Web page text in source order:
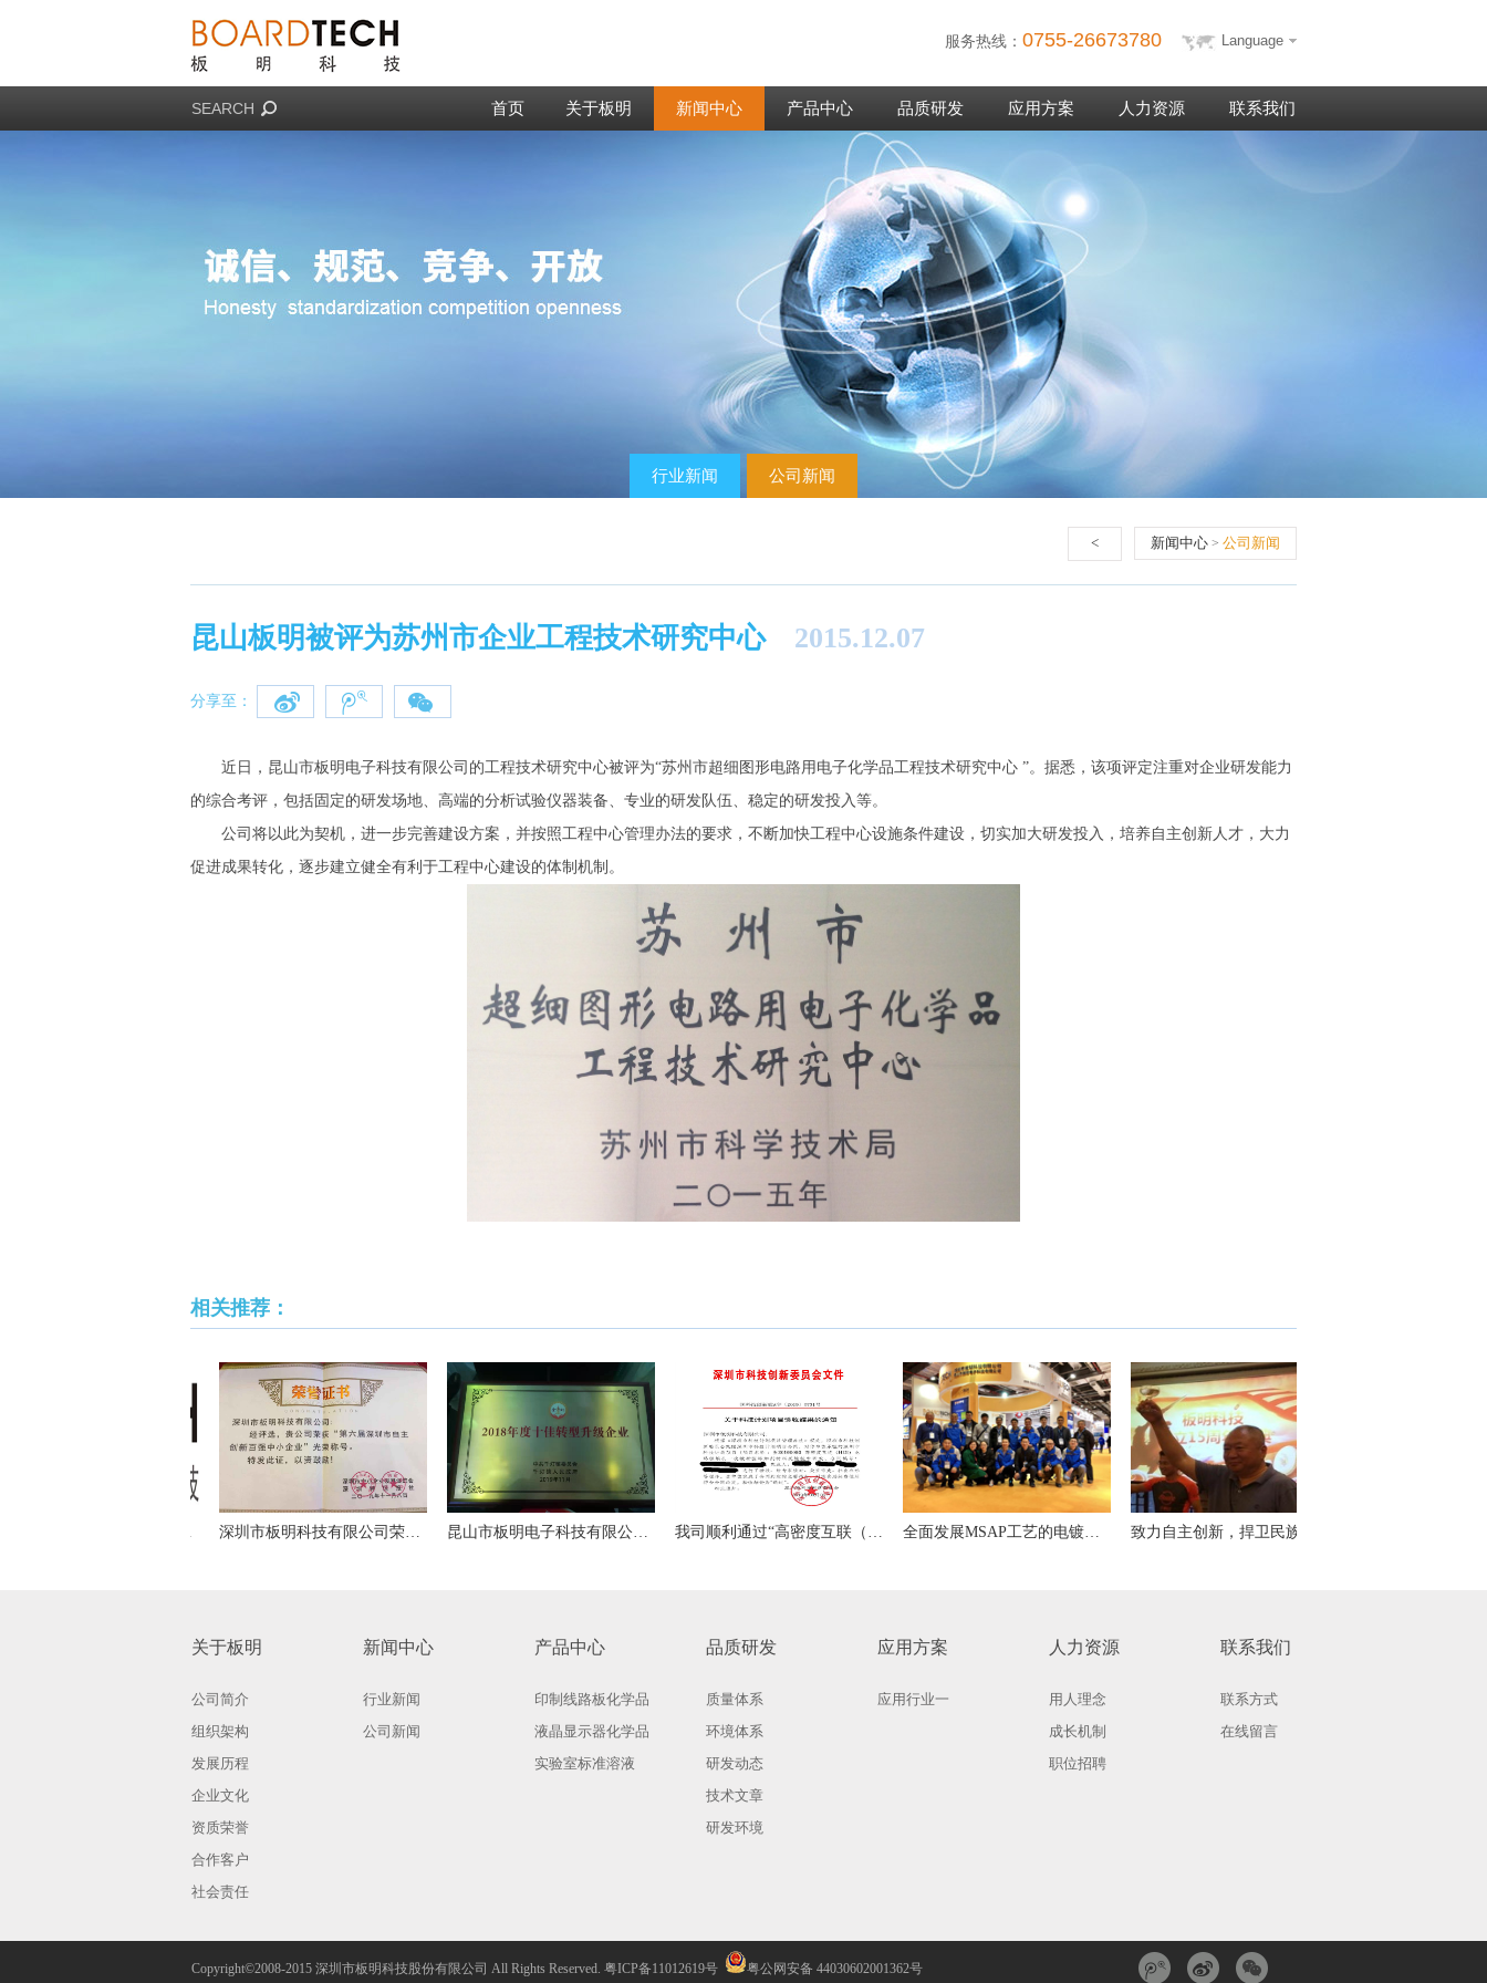
Language
服务热线： 0755-26673780
SEARCH 首页 关于板明 新闻中心 产品中心 品质研发 应用方案 人力资源 联系我们
行业新闻 公司新闻
< 新闻中心 > 公司新闻
昆山板明被评为苏州市企业工程技术研究中心 2015.12.07
分享至：
近日，昆山市板明电子科技有限公司的工程技术研究中心被评为“苏州市超细图形电路用电子化学品工程技术研究中心 ”。据悉，该项评定注重对企业研发能力
的综合考评，包括固定的研发场地、高端的分析试验仪器装备、专业的研发队伍、稳定的研发投入等。
公司将以此为契机，进一步完善建设方案，并按照工程中心管理办法的要求，不断加快工程中心设施条件建设，切实加大研发投入，培养自主创新人才，大力
促进成果转化，逐步建立健全有利于工程中心建设的体制机制。
相关推荐：
深圳市板明科技有限公司荣获“第六届深圳市自主创新百强企业”称号 昆山市板明电子科技有限公司荣获“十佳转型升级企业”称号 我司顺利通过“高密度互联（HDI）电路板填孔一次镀新型添加剂材料关键技术研发”项目验收 全面发展MSAP工艺的电镀填孔添加剂系列 致力自主创新，捍卫民族品牌
关于板明
公司简介
组织架构
发展历程
企业文化
资质荣誉
合作客户
社会责任
新闻中心
行业新闻
公司新闻
产品中心
印制线路板化学品
液晶显示器化学品
实验室标准溶液
品质研发
质量体系
环境体系
研发动态
技术文章
研发环境
应用方案
应用行业一
人力资源
用人理念
成长机制
职位招聘
联系我们
联系方式
在线留言
Copyright©2008-2015 深圳市板明科技股份有限公司 All Rights Reserved. 粤ICP备11012619号 粤公网安备 44030602001362号